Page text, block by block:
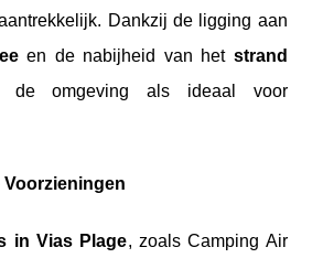
Dankzij de ligging aan
en de nabijheid van het strand
de omgeving als ideaal voor
Voorzieningen
in Vias Plage, zoals Camping Air